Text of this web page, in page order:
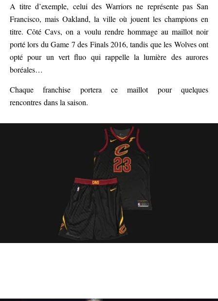
A titre d’exemple, celui des Warriors ne représente pas San
Francisco, mais Oakland, la ville où jouent les champions en
titre. Côté Cavs, on a voulu rendre hommage au maillot noir
porté lors du Game 7 des Finals 2016, tandis que les Wolves ont
opté pour un vert fluo qui rappelle la lumière des aurores
boréales…
Chaque franchise portera ce maillot pour quelques
rencontres dans la saison.